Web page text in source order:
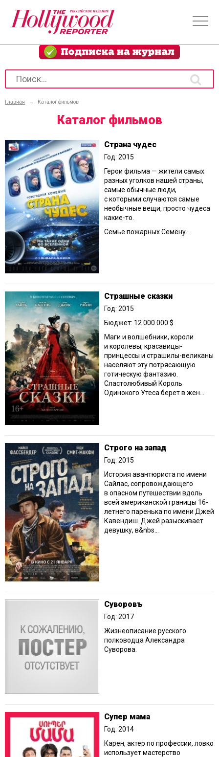
Главная → Каталог фильмов
Каталог фильмов
Страна чудес
Год: 2015
Герои фильма — жители самых
разных уголков нашей страны,
самые обычные люди,
с которыми случаются самые
необычные вещи, просто чудеса
какие-то.
Семье пожарных Семёну...
Страшные сказки
Год: 2015
Бюджет: 12 000 000 $
Маги и волшебники, короли
и королевы, красавицы-
принцессы и страшилы-великаны
населяют эту потрясающую
готическую фантазию.
Сластолюбивый Король
Одинокого Утеса берет в жен...
Строго на запад
Год: 2015
История авантюриста по имени
Сайлас, сопровождающего
в опасном путешествии вдоль
всей американской границы 16-
летнего паренька по имени Джей
Кавендиш. Джей разыскивает
девушку, в&nbs...
Суворовъ
Год: 2017
Жизнеописание русского
полководца Александра
Суворова.
Супер мама
Год: 2014
Карен, актер по профессии, ловко
использует мастерство